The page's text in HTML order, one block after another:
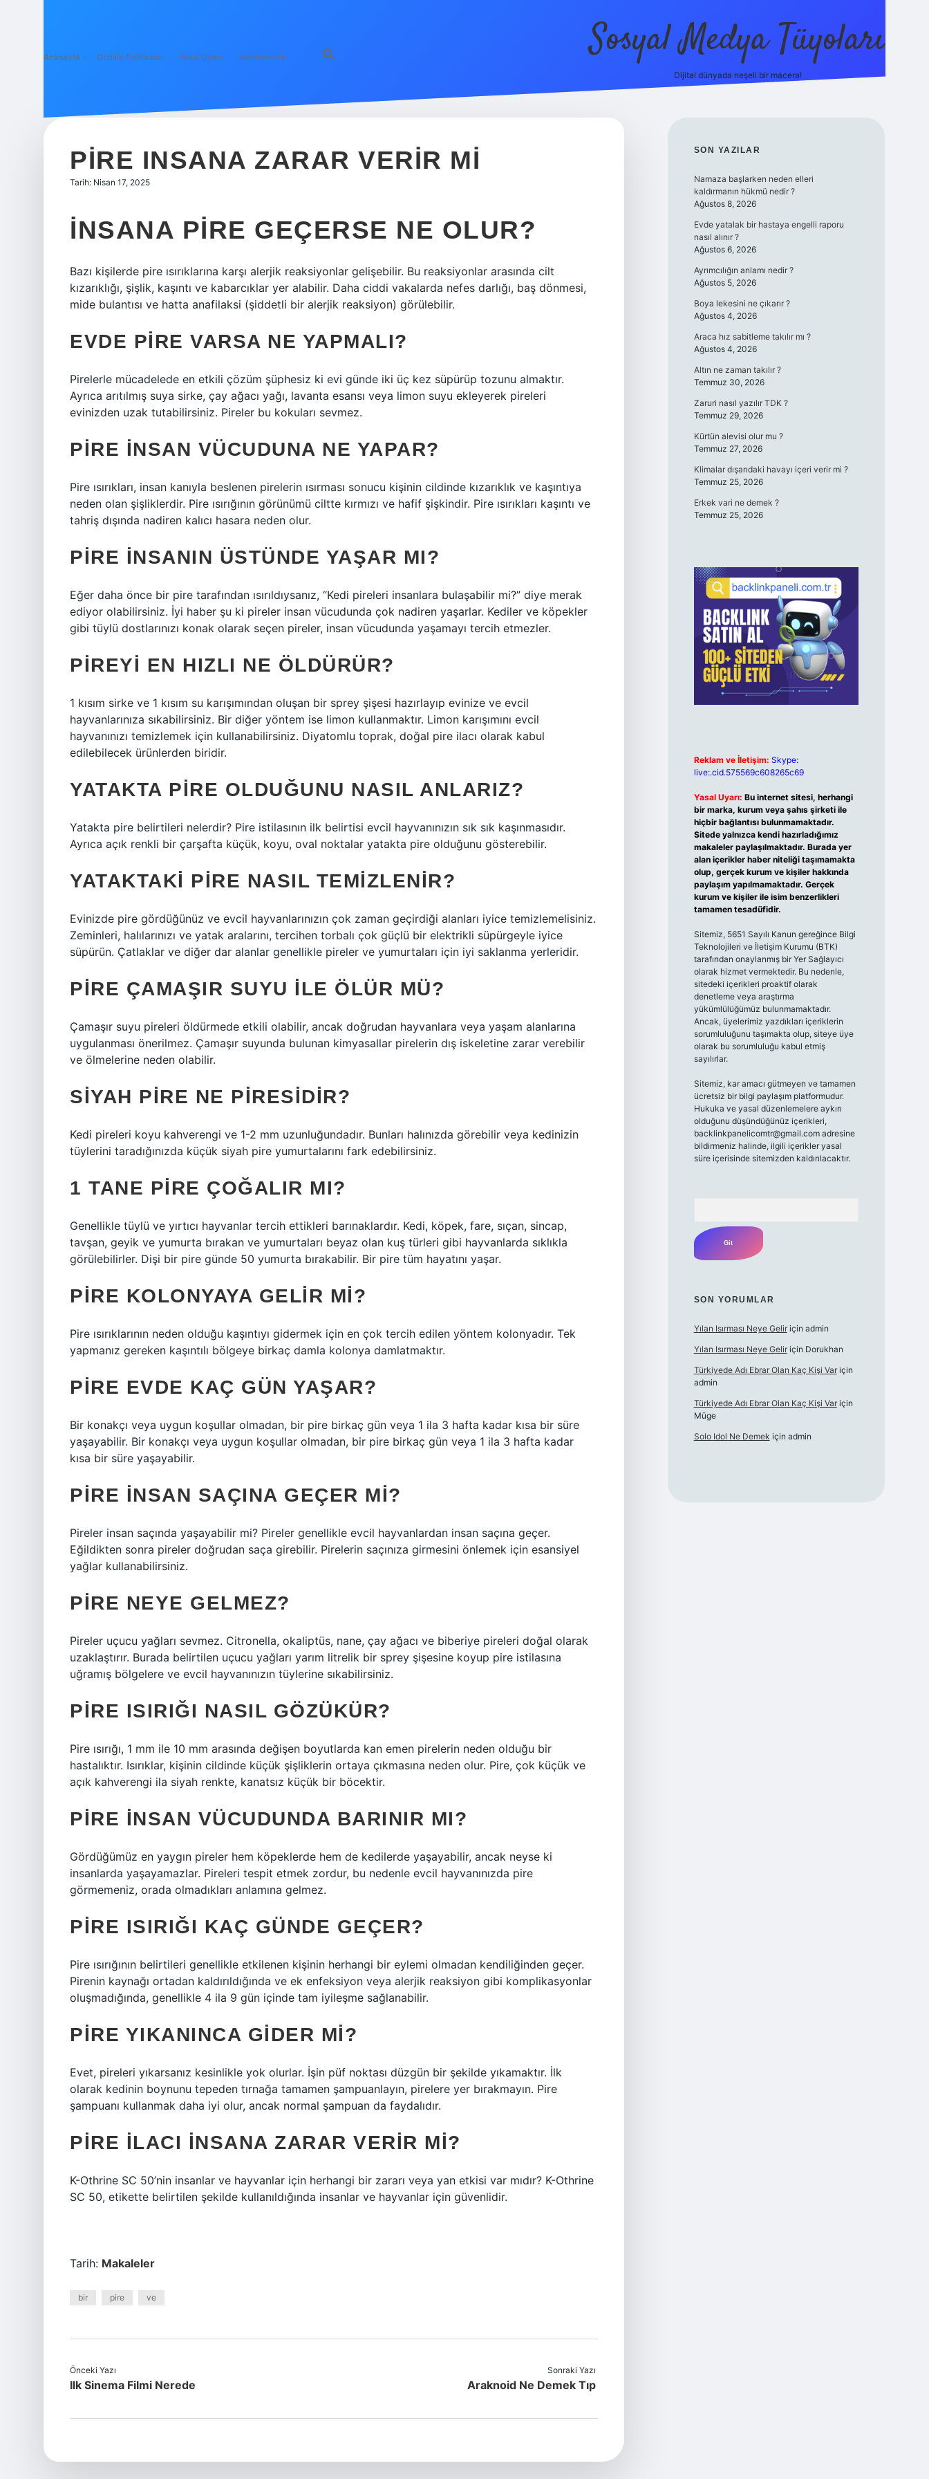
Anasayfa Gizlilik Politikası Yasal Uyarı Hakkımızda Sosyal Medya Tüyoları
Dijital dünyada neşeli bir macera!
PIRE INSANA ZARAR VERIR MI
Tarih: Nisan 17, 2025
İNSANA PIRE GEÇERSE NE OLUR?
Bazı kişilerde pire ısırıklarına karşı alerjik reaksiyonlar gelişebilir. Bu reaksiyonlar arasında cilt
kızarıklığı, şişlik, kaşıntı ve kabarcıklar yer alabilir. Daha ciddi vakalarda nefes darlığı, baş dönmesi,
mide bulantısı ve hatta anafilaksi (şiddetli bir alerjik reaksiyon) görülebilir.
EVDE PIRE VARSA NE YAPMALI?
Pirelerle mücadelede en etkili çözüm şüphesiz ki evi günde iki üç kez süpürüp tozunu almaktır.
Ayrıca arıtılmış suya sirke, çay ağacı yağı, lavanta esansı veya limon suyu ekleyerek pireleri
evinizden uzak tutabilirsiniz. Pireler bu kokuları sevmez.
PIRE INSAN VÜCUDUNA NE YAPAR?
Pire ısırıkları, insan kanıyla beslenen pirelerin ısırması sonucu kişinin cildinde kızarıklık ve kaşıntıya
neden olan şişliklerdir. Pire ısırığının görünümü ciltte kırmızı ve hafif şişkindir. Pire ısırıkları kaşıntı ve
tahriş dışında nadiren kalıcı hasara neden olur.
PIRE INSANIN ÜSTÜNDE YAŞAR MI?
Eğer daha önce bir pire tarafından ısırıldıysanız, “Kedi pireleri insanlara bulaşabilir mi?” diye merak
ediyor olabilirsiniz. İyi haber şu ki pireler insan vücudunda çok nadiren yaşarlar. Kediler ve köpekler
gibi tüylü dostlarınızı konak olarak seçen pireler, insan vücudunda yaşamayı tercih etmezler.
PIREYI EN HIZLI NE ÖLDÜRÜR?
1 kısım sirke ve 1 kısım su karışımından oluşan bir sprey şişesi hazırlayıp evinize ve evcil
hayvanlarınıza sıkabilirsiniz. Bir diğer yöntem ise limon kullanmaktır. Limon karışımını evcil
hayvanınızı temizlemek için kullanabilirsiniz. Diyatomlu toprak, doğal pire ilacı olarak kabul
edilebilecek ürünlerden biridir.
YATAKTA PIRE OLDUĞUNU NASIL ANLARIZ?
Yatakta pire belirtileri nelerdir? Pire istilasının ilk belirtisi evcil hayvanınızın sık sık kaşınmasıdır.
Ayrıca açık renkli bir çarşafta küçük, koyu, oval noktalar yatakta pire olduğunu gösterebilir.
YATAKTAKI PIRE NASIL TEMIZLENIR?
Evinizde pire gördüğünüz ve evcil hayvanlarınızın çok zaman geçirdiği alanları iyice temizlemelisiniz.
Zeminleri, halılarınızı ve yatak aralarını, tercihen torbalı çok güçlü bir elektrikli süpürgeyle iyice
süpürün. Çatlaklar ve diğer dar alanlar genellikle pireler ve yumurtaları için iyi saklanma yerleridir.
PIRE ÇAMAŞIR SUYU ILE ÖLÜR MÜ?
Çamaşır suyu pireleri öldürmede etkili olabilir, ancak doğrudan hayvanlara veya yaşam alanlarına
uygulanması önerilmez. Çamaşır suyunda bulunan kimyasallar pirelerin dış iskeletine zarar verebilir
ve ölmelerine neden olabilir.
SIYAH PIRE NE PIRESIDIR?
Kedi pireleri koyu kahverengi ve 1-2 mm uzunluğundadır. Bunları halınızda görebilir veya kedinizin
tüylerini taradığınızda küçük siyah pire yumurtalarını fark edebilirsiniz.
1 TANE PIRE ÇOĞALIR MI?
Genellikle tüylü ve yırtıcı hayvanlar tercih ettikleri barınaklardır. Kedi, köpek, fare, sıçan, sincap,
tavşan, geyik ve yumurta bırakan ve yumurtaları beyaz olan kuş türleri gibi hayvanlarda sıklıkla
görülebilirler. Dişi bir pire günde 50 yumurta bırakabilir. Bir pire tüm hayatını yaşar.
PIRE KOLONYAYA GELIR MI?
Pire ısırıklarının neden olduğu kaşıntıyı gidermek için en çok tercih edilen yöntem kolonyadır. Tek
yapmanız gereken kaşıntılı bölgeye birkaç damla kolonya damlatmaktır.
PIRE EVDE KAÇ GÜN YAŞAR?
Bir konakçı veya uygun koşullar olmadan, bir pire birkaç gün veya 1 ila 3 hafta kadar kısa bir süre
yaşayabilir. Bir konakçı veya uygun koşullar olmadan, bir pire birkaç gün veya 1 ila 3 hafta kadar
kısa bir süre yaşayabilir.
PIRE INSAN SAÇINA GEÇER MI?
Pireler insan saçında yaşayabilir mi? Pireler genellikle evcil hayvanlardan insan saçına geçer.
Eğildikten sonra pireler doğrudan saça girebilir. Pirelerin saçınıza girmesini önlemek için esansiyel
yağlar kullanabilirsiniz.
PIRE NEYE GELMEZ?
Pireler uçucu yağları sevmez. Citronella, okaliptüs, nane, çay ağacı ve biberiye pireleri doğal olarak
uzaklaştırır. Burada belirtilen uçucu yağları yarım litrelik bir sprey şişesine koyup pire istilasına
uğramış bölgelere ve evcil hayvanınızın tüylerine sıkabilirsiniz.
PIRE ISIRIĞI NASIL GÖZÜKÜR?
Pire ısırığı, 1 mm ile 10 mm arasında değişen boyutlarda kan emen pirelerin neden olduğu bir
hastalıktır. Isırıklar, kişinin cildinde küçük şişliklerin ortaya çıkmasına neden olur. Pire, çok küçük ve
açık kahverengi ila siyah renkte, kanatsız küçük bir böcektir.
PIRE INSAN VÜCUDUNDA BARINIR MI?
Gördüğümüz en yaygın pireler hem köpeklerde hem de kedilerde yaşayabilir, ancak neyse ki
insanlarda yaşayamazlar. Pireleri tespit etmek zordur, bu nedenle evcil hayvanınızda pire
görmemeniz, orada olmadıkları anlamına gelmez.
PIRE ISIRIĞI KAÇ GÜNDE GEÇER?
Pire ısırığının belirtileri genellikle etkilenen kişinin herhangi bir eylemi olmadan kendiliğinden geçer.
Pirenin kaynağı ortadan kaldırıldığında ve ek enfeksiyon veya alerjik reaksiyon gibi komplikasyonlar
oluşmadığında, genellikle 4 ila 9 gün içinde tam iyileşme sağlanabilir.
PIRE YIKANINCA GIDER MI?
Evet, pireleri yıkarsanız kesinlikle yok olurlar. İşin püf noktası düzgün bir şekilde yıkamaktır. İlk
olarak kedinin boynunu tepeden tırnağa tamamen şampuanlayın, pirelere yer bırakmayın. Pire
şampuanı kullanmak daha iyi olur, ancak normal şampuan da faydalıdır.
PIRE ILACI INSANA ZARAR VERIR MI?
K-Othrine SC 50’nin insanlar ve hayvanlar için herhangi bir zararı veya yan etkisi var mıdır? K-Othrine
SC 50, etikette belirtilen şekilde kullanıldığında insanlar ve hayvanlar için güvenlidir.
Tarih: Makaleler
bir pire ve
Önceki Yazı
Ilk Sinema Filmi Nerede
Sonraki Yazı
Araknoid Ne Demek Tıp
SIDEBAR
SON YAZILAR
Namaza başlarken neden elleri
kaldırmanın hükmü nedir ?
Ağustos 8, 2026
Evde yatalak bir hastaya engelli raporu
nasıl alınır ?
Ağustos 6, 2026
Ayrımcılığın anlamı nedir ?
Ağustos 5, 2026
Boya lekesini ne çıkarır ?
Ağustos 4, 2026
Araca hız sabitleme takılır mı ?
Ağustos 4, 2026
Altın ne zaman takılır ?
Temmuz 30, 2026
Zaruri nasıl yazılır TDK ?
Temmuz 29, 2026
Kürtün alevisi olur mu ?
Temmuz 27, 2026
Klimalar dışarıdaki havayı içeri verir mi ?
Temmuz 25, 2026
Erkek vari ne demek ?
Temmuz 25, 2026
Reklam ve İletişim: Skype:
live:.cid.575569c608265c69
Yasal Uyarı: Bu internet sitesi, herhangi
bir marka, kurum veya şahıs şirketi ile
hiçbir bağlantısı bulunmamaktadır.
Sitede yalnızca kendi hazırladığımız
makaleler paylaşılmaktadır. Burada yer
alan içerikler haber niteliği taşımamakta
olup, gerçek kurum ve kişiler hakkında
paylaşım yapılmamaktadır. Gerçek
kurum ve kişiler ile isim benzerlikleri
tamamen tesadüfidir.
Sitemiz, 5651 Sayılı Kanun gereğince Bilgi
Teknolojileri ve İletişim Kurumu (BTK)
tarafından onaylanmış bir Yer Sağlayıcı
olarak hizmet vermektedir. Bu nedenle,
sitedeki içerikleri proaktif olarak
denetleme veya araştırma
yükümlülüğümüz bulunmamaktadır.
Ancak, üyelerimiz yazdıkları içeriklerin
sorumluluğunu taşımakta olup, siteye üye
olarak bu sorumluluğu kabul etmiş
sayılırlar.
Sitemiz, kar amacı gütmeyen ve tamamen
ücretsiz bir bilgi paylaşım platformudur.
Hukuka ve yasal düzenlemelere aykırı
olduğunu düşündüğünüz içerikleri,
backlinkpanelicomtr@gmail.comadresine
bildirmeniz halinde, ilgili içerikler yasal
süre içerisinde sitemizden kaldırılacaktır.
SON YORUMLAR
Yılan Isırması Neye Geliriçin admin
Yılan Isırması Neye Geliriçin Dorukhan
Türkiyede Adı Ebrar Olan Kaç Kişi Variçin
admin
Türkiyede Adı Ebrar Olan Kaç Kişi Variçin
Müge
Solo Idol Ne Demek için admin